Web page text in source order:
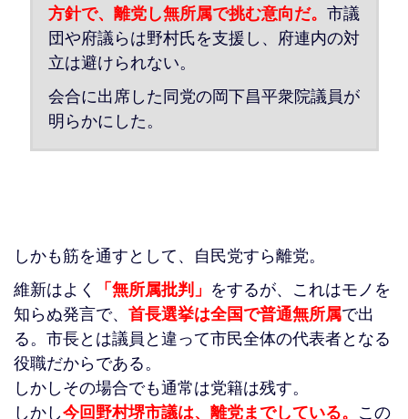
方針で、離党し無所属で挑む意向だ。 市議
団や府議らは野村氏を支援し、府連内の対
立は避けられない。
会合に出席した同党の岡下昌平衆院議員が
明らかにした。
しかも筋を通すとして、自民党すら離党。
維新はよく
「無所属批判」 をするが、これはモノを
知らぬ発言で、 首長選挙は全国で普通無所属で出
る。市長とは議員と違って市民全体の代表者となる
役職だからである。
しかしその場合でも通常は党籍は残す。
しかし今回野村堺市議は、離党までしている。 この